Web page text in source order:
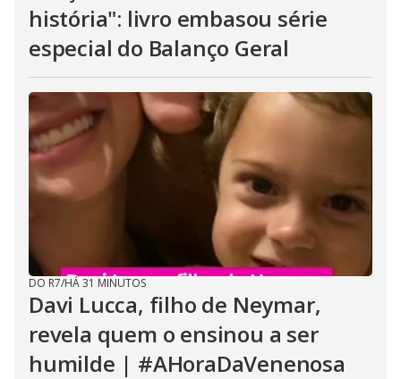
DO R7/HÁ 30 MINUTOS
Lançamento "Bauru: uma outra
história": livro embasou série
especial do Balanço Geral